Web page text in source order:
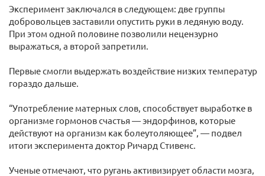
Эксперимент заключался в следующем: две группы
добровольцев заставили опустить руки в ледяную воду.
При этом одной половине позволили нецензурно
выражаться, а второй запретили.
Первые смогли выдержать воздействие низких температур
гораздо дальше.
“Употребление матерных слов, способствует выработке в
организме гормонов счастья — эндорфинов, которые
действуют на организм как болеутоляющее”, — подвел
итоги эксперимента доктор Ричард Стивенс.
Ученые отмечают, что ругань активизирует области мозга,